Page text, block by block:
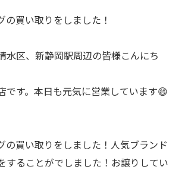
の買い取りをしました！
水区、新静岡駅周辺の皆様こんにち
です。本日も元気に営業しています😄
の買い取りをしました！人気ブランド
することがでしました！お譲りしてい